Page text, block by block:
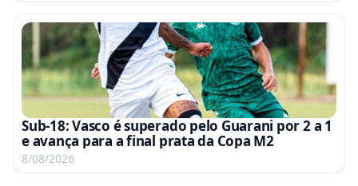
Sub-18: Vasco é superado pelo Guarani por 2 a 1
e avança para a final prata da Copa M2
8/08/2026